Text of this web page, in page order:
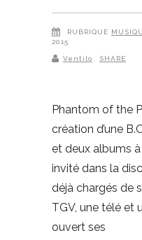
RUBRIQUE
2015
Ventilo SHARE
Phantom of the
création d’une
et deux albums à
invité dans la
déjà chargés de
TGV, une télé et
ouvert ses